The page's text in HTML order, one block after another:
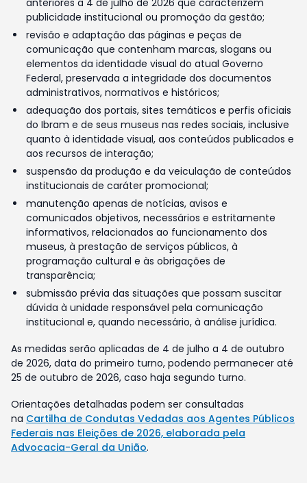
anteriores a 4 de julho de 2026 que caracterizem
publicidade institucional ou promoção da gestão;
revisão e adaptação das páginas e peças de
comunicação que contenham marcas, slogans ou
elementos da identidade visual do atual Governo
Federal, preservada a integridade dos documentos
administrativos, normativos e históricos;
adequação dos portais, sites temáticos e perfis oficiais
do Ibram e de seus museus nas redes sociais, inclusive
quanto à identidade visual, aos conteúdos publicados e
aos recursos de interação;
suspensão da produção e da veiculação de conteúdos
institucionais de caráter promocional;
manutenção apenas de notícias, avisos e
comunicados objetivos, necessários e estritamente
informativos, relacionados ao funcionamento dos
museus, à prestação de serviços públicos, à
programação cultural e às obrigações de
transparência;
submissão prévia das situações que possam suscitar
dúvida à unidade responsável pela comunicação
institucional e, quando necessário, à análise jurídica.
As medidas serão aplicadas de 4 de julho a 4 de outubro
de 2026, data do primeiro turno, podendo permanecer até
25 de outubro de 2026, caso haja segundo turno.
Orientações detalhadas podem ser consultadas
na Cartilha de Condutas Vedadas aos Agentes Públicos
Federais nas Eleições de 2026, elaborada pela
Advocacia-Geral da União.